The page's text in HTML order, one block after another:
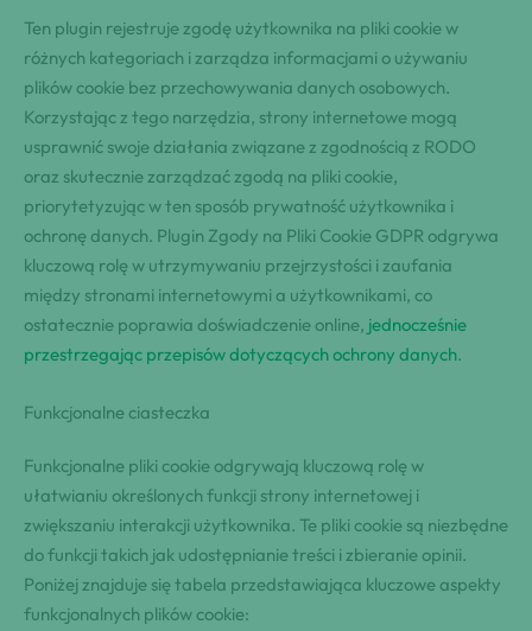
Ten plugin rejestruje zgodę użytkownika na pliki cookie w
różnych kategoriach i zarządza informacjami o używaniu
plików cookie bez przechowywania danych osobowych.
Korzystając z tego narzędzia, strony internetowe mogą
usprawnić swoje działania związane z zgodnością z RODO
oraz skutecznie zarządzać zgodą na pliki cookie,
priorytetyzując w ten sposób prywatność użytkownika i
ochronę danych. Plugin Zgody na Pliki Cookie GDPR odgrywa
kluczową rolę w utrzymywaniu przejrzystości i zaufania
między stronami internetowymi a użytkownikami, co
ostatecznie poprawia doświadczenie online, jednocześnie
przestrzegając przepisów dotyczących ochrony danych.
Funkcjonalne ciasteczka
Funkcjonalne pliki cookie odgrywają kluczową rolę w
ułatwianiu określonych funkcji strony internetowej i
zwiększaniu interakcji użytkownika. Te pliki cookie są niezbędne
do funkcji takich jak udostępnianie treści i zbieranie opinii.
Poniżej znajduje się tabela przedstawiająca kluczowe aspekty
funkcjonalnych plików cookie: